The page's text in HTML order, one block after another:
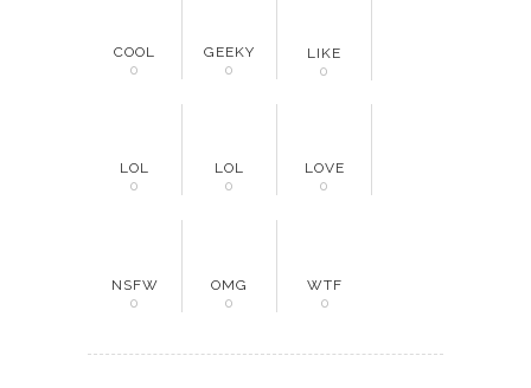
COOL
0
GEEKY
0
LIKE
0
LOL
0
LOL
0
LOVE
0
NSFW
0
OMG
0
WTF
0